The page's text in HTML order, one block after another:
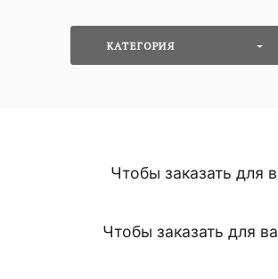
КАТЕГОРИЯ
Чтобы заказать для
Чтобы заказать для